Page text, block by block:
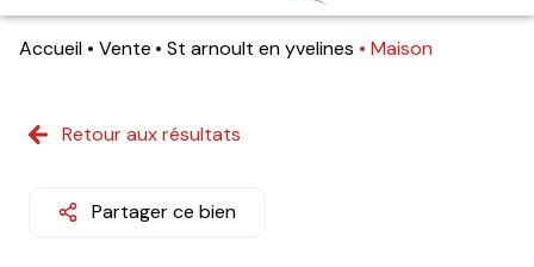
Accueil Vente St arnoult en yvelines Maison
Retour aux résultats
Partager ce bien